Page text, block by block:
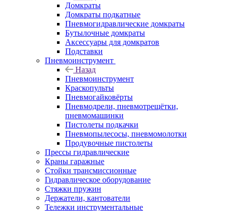
Домкраты
Домкраты подкатные
Пневмогидравлические домкраты
Бутылочные домкраты
Аксессуары для домкратов
Подставки
Пневмоинструмент
Назад
Пневмоинструмент
Краскопульты
Пневмогайковёрты
Пневмодрели, пневмотрещётки,
пневмомашинки
Пистолеты подкачки
Пневмопылесосы, пневмомолотки
Продувочные пистолеты
Прессы гидравлические
Краны гаражные
Стойки трансмиссионные
Гидравлическое оборудование
Стяжки пружин
Держатели, кантователи
Тележки инструментальные